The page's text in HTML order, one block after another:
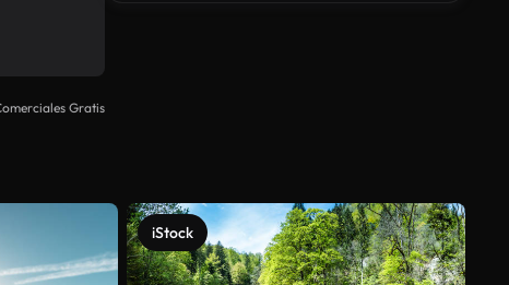
Gratis
iStock